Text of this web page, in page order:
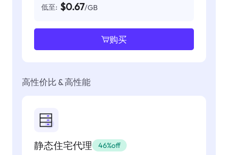
低至: $0.67/GB
购买
高性价比 & 高性能
静态住宅代理 46%off